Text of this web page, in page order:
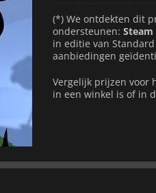
(*) We ontdekten dit
ondersteunen:
in editie van
aanbiedingen
Vergelijk prijzen voor
in een winkel is of in